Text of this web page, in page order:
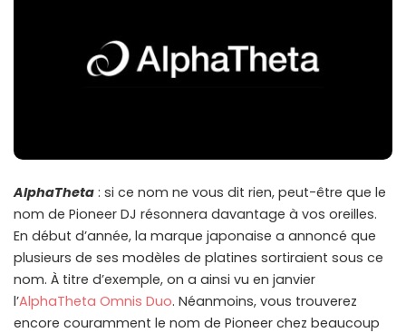
AlphaTheta : si ce nom ne vous dit rien, peut-être que le
nom de Pioneer DJ résonnera davantage à vos oreilles.
En début d’année, la marque japonaise a annoncé que
plusieurs de ses modèles de platines sortiraient sous ce
nom. À titre d’exemple, on a ainsi vu en janvier
l’AlphaTheta Omnis Duo. Néanmoins, vous trouverez
encore couramment le nom de Pioneer chez beaucoup